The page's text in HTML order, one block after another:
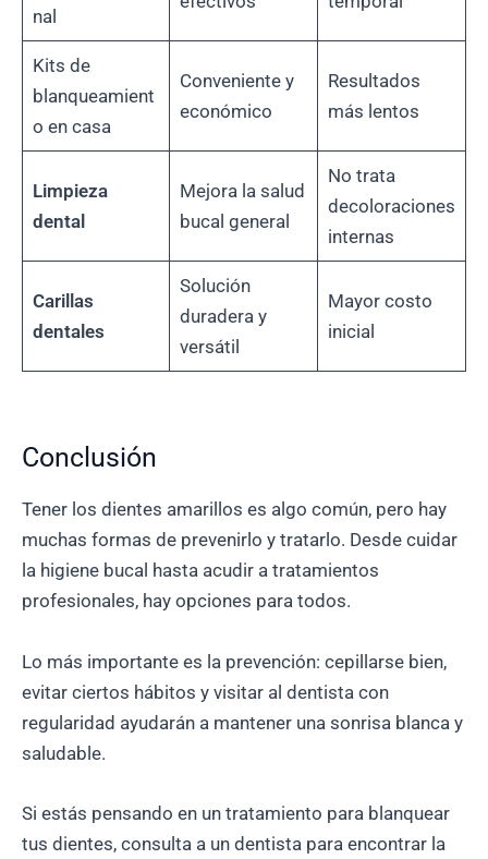
nal
Kits de
blanqueamient
o en casa
Conveniente y
económico
Resultados
más lentos
Limpieza
dental
Mejora la salud
bucal general
No trata
decoloraciones
internas
Carillas
dentales
Solución
duradera y
versátil
Mayor costo
inicial
Conclusión
Tener los dientes amarillos es algo común, pero hay
muchas formas de prevenirlo y tratarlo. Desde cuidar
la higiene bucal hasta acudir a tratamientos
profesionales, hay opciones para todos.
Lo más importante es la prevención: cepillarse bien,
evitar ciertos hábitos y visitar al dentista con
regularidad ayudarán a mantener una sonrisa blanca y
saludable.
Si estás pensando en un tratamiento para blanquear
tus dientes, consulta a un dentista para encontrar la